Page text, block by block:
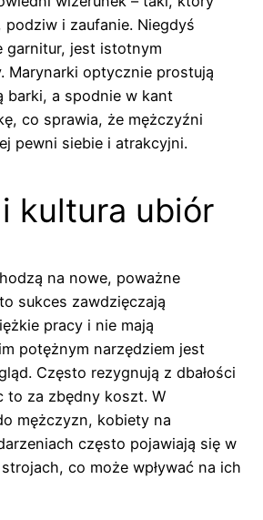
i zaufanie. Niegdyś
garnitur, jest istotnym
Marynarki optycznie prostują
barki, a spodnie w kant
co sprawia, że mężczyźni
pewni siebie i atrakcyjni.
kultura ubiór
na nowe, poważne
sukces zawdzięczają
pracy i nie mają
potężnym narzędziem jest
Często rezygnują z dbałości
to za zbędny koszt. W
mężczyzn, kobiety na
często pojawiają się w
co może wpływać na ich